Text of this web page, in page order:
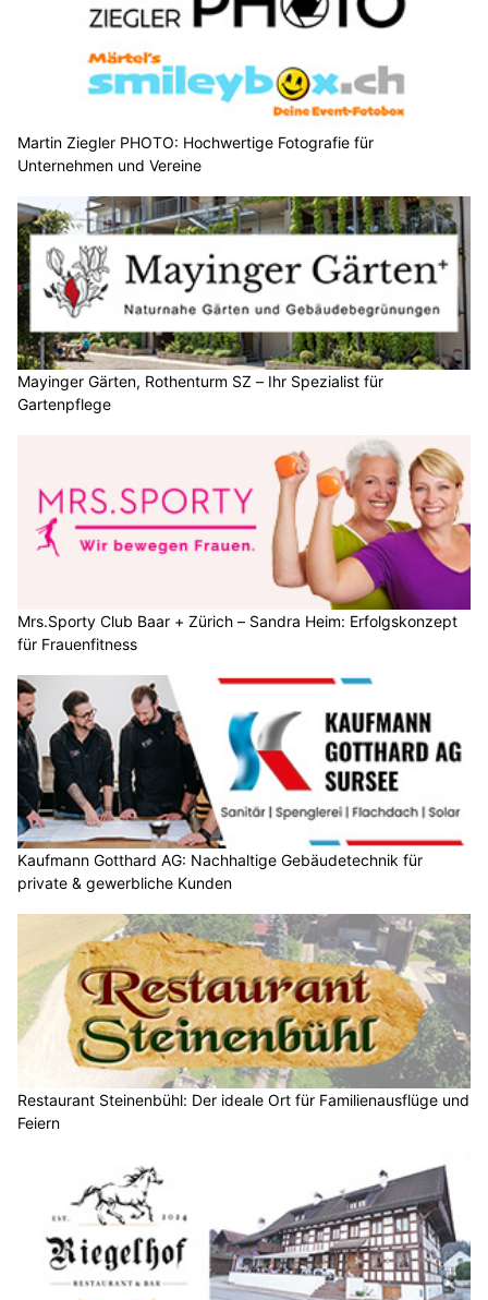
Martin Ziegler PHOTO: Hochwertige Fotografie für
Unternehmen und Vereine
Mayinger Gärten, Rothenturm SZ – Ihr Spezialist für
Gartenpflege
Mrs.Sporty Club Baar + Zürich – Sandra Heim: Erfolgskonzept
für Frauenfitness
Kaufmann Gotthard AG: Nachhaltige Gebäudetechnik für
private & gewerbliche Kunden
Restaurant Steinenbühl: Der ideale Ort für Familienausflüge und
Feiern